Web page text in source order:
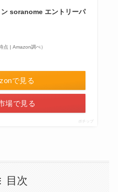
soranome エントリーパ
点 | Amazon調べ）
で見る
場で見る
ポチップ
目次